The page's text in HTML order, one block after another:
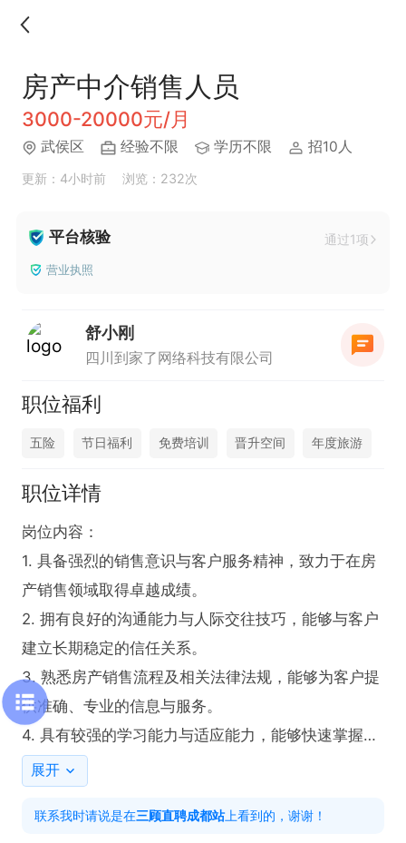
房产中介销售人员
3000-20000元/月
武侯区 经验不限 学历不限 招10人
更新：4小时前 浏览：232次
平台核验 通过1项
营业执照
舒小刚
四川到家了网络科技有限公司
职位福利
五险 节日福利 免费培训 晋升空间 年度旅游
职位详情
岗位内容：
1. 具备强烈的销售意识与客户服务精神，致力于在房
产销售领域取得卓越成绩。
2. 拥有良好的沟通能力与人际交往技巧，能够与客户
建立长期稳定的信任关系。
3. 熟悉房产销售流程及相关法律法规，能够为客户提
供准确、专业的信息与服务。
4. 具有较强的学习能力与适应能力，能够快速掌握房
产市场变化及产品特点。
1. 具备强烈的销售意识与客户服务精神，致力于在房
展开
联系我时请说是在三顾直聘成都站上看到的，谢谢！